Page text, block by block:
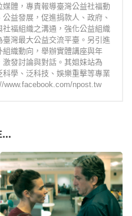
體，專責報導臺灣公益社福動
益發展，促進捐款人、政府、
社福組織之溝通，強化公益組織
臺灣最大公益交流平臺。另引進
組織動向，舉辦實體講座與年
發討論與對話。其姐妹站為
科學、泛科技、娛樂重擊等專業
www.facebook.com/npost.tw